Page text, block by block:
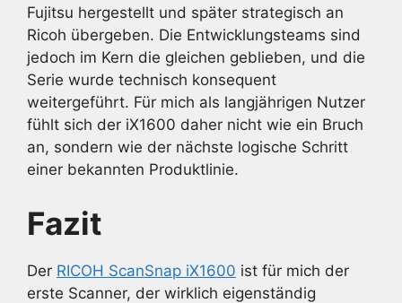
Fujitsu hergestellt und später strategisch an
Ricoh übergeben. Die Entwicklungsteams sind
jedoch im Kern die gleichen geblieben, und die
Serie wurde technisch konsequent
weitergeführt. Für mich als langjährigen Nutzer
fühlt sich der iX1600 daher nicht wie ein Bruch
an, sondern wie der nächste logische Schritt
einer bekannten Produktlinie.
Fazit
Der RICOH ScanSnap iX1600 ist für mich der
erste Scanner, der wirklich eigenständig